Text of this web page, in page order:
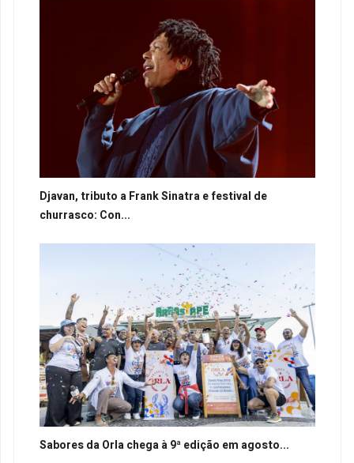
Djavan, tributo a Frank Sinatra e festival de
churrasco: Con...
Sabores da Orla chega à 9ª edição em agosto...